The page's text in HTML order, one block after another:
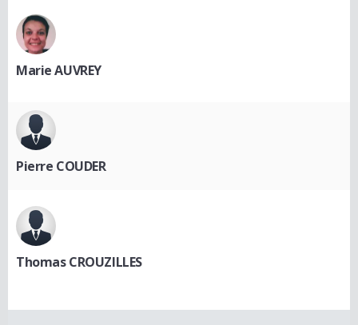
Marie AUVREY
Pierre COUDER
Thomas CROUZILLES